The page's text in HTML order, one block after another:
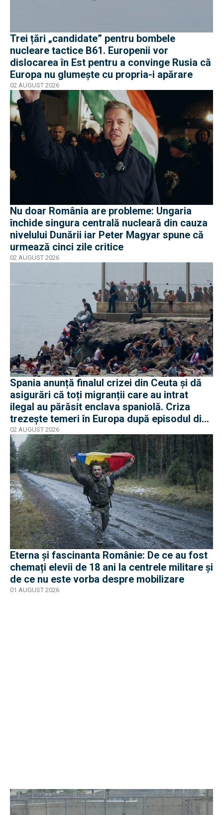
Trei țări „candidate” pentru bombele
nucleare tactice B61. Europenii vor
dislocarea în Est pentru a convinge Rusia că
Europa nu glumește cu propria-i apărare
02 AUGUST 2026
Nu doar România are probleme: Ungaria
închide singura centrală nucleară din cauza
nivelului Dunării iar Peter Magyar spune că
urmează cinci zile critice
02 AUGUST 2026
Spania anunță finalul crizei din Ceuta și dă
asigurări că toți migranții care au intrat
ilegal au părăsit enclava spaniolă. Criza
trezește temeri în Europa după episodul din
2015
02 AUGUST 2026
Eterna și fascinanta Românie: De ce au fost
chemați elevii de 18 ani la centrele militare și
de ce nu este vorba despre mobilizare
01 AUGUST 2026